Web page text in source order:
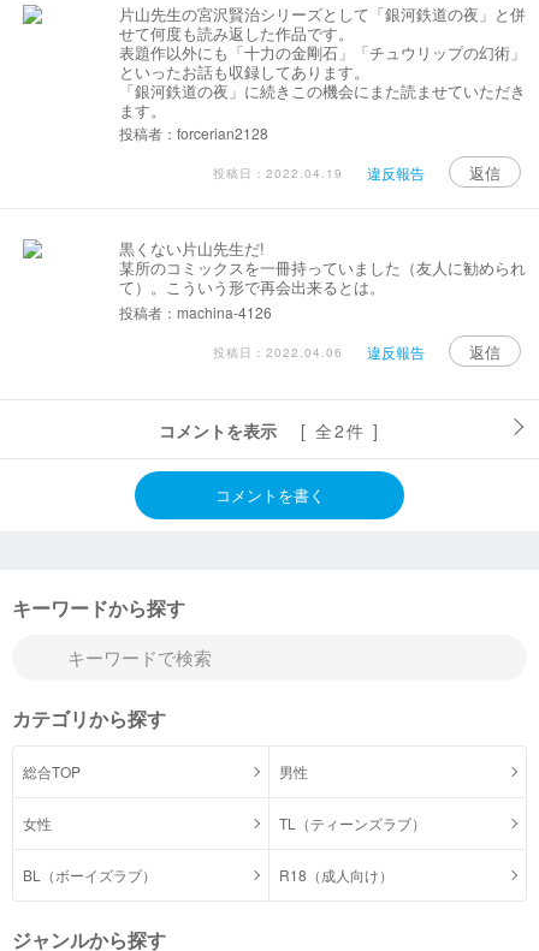
片山先生の宮沢賢治シリーズとして「銀河鉄道の夜」と併
せて何度も読み返した作品です。
表題作以外にも「十力の金剛石」「チュウリップの幻術」
といったお話も収録してあります。
「銀河鉄道の夜」に続きこの機会にまた読ませていただき
ます。
投稿者：forcerian2128
投稿日：2022.04.19 違反報告 返信
黒くない片山先生だ!
某所のコミックスを一冊持っていました（友人に勧められ
て）。こういう形で再会出来るとは。
投稿者：machina-4126
投稿日：2022.04.06 違反報告 返信
コメントを表示 [ 全2件 ]
コメントを書く
キーワードから探す
カテゴリから探す
総合TOP 男性
女性 TL（ティーンズラブ）
BL（ボーイズラブ） R18（成人向け）
ジャンルから探す